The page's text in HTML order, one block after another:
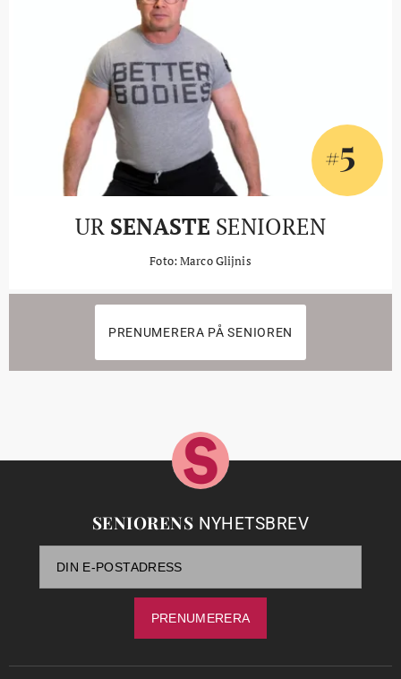
#5
UR SENASTE SENIOREN
Foto: Marco Glijnis
PRENUMERERA PÅ SENIOREN
SENIORENS NYHETSBREV